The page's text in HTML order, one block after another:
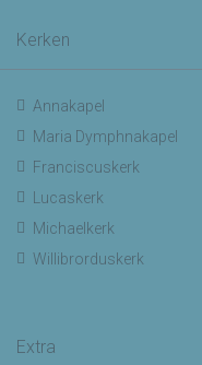
Kerken
Annakapel
Maria Dymphnakapel
Franciscuskerk
Lucaskerk
Michaelkerk
Willibrorduskerk
Extra